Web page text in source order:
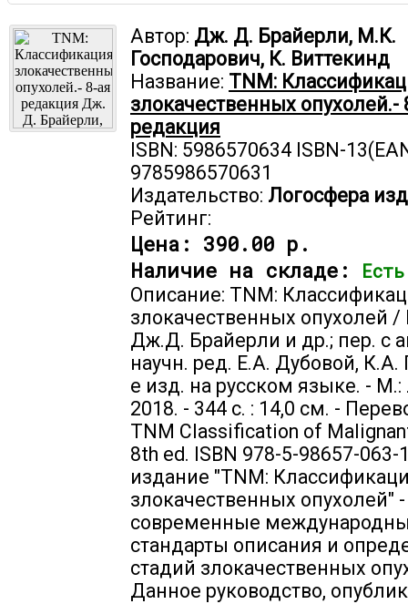
Автор: Дж. Д. Брайерли, М.К.
Господарович, К. Виттекинд
Название: TNM:
злокачественных опухолей.-
редакция
ISBN: 5986570634 ISBN-
9785986570631
Издательство: Логосфера
Рейтинг:
Цена: 390.00 р.
Наличие на складе:
Описание: TNM:
злокачественных опухолей
Дж.Д. Брайерли и др.; пер. с
научн. ред. Е.А. Дубовой, К.А.
е изд. на русском языке. - М.:
2018. - 344 с. : 14,0 см. -
TNM Classification of
8th ed. ISBN 978-5-98657-
издание "TNM:
злокачественных опухолей" -
современные
стандарты описания и
стадий злокачественных
Данное руководство,